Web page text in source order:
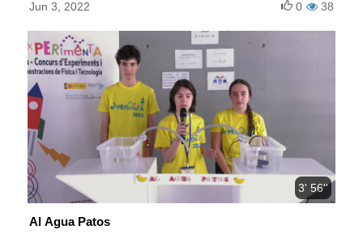
Jun 3, 2022 38
0
3' 56''
Al Agua Patos